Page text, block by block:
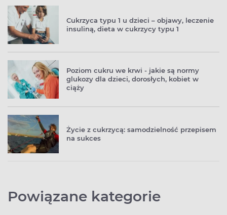
Cukrzyca typu 1 u dzieci – objawy, leczenie
insuliną, dieta w cukrzycy typu 1
Poziom cukru we krwi - jakie są normy
glukozy dla dzieci, dorosłych, kobiet w
ciąży
Życie z cukrzycą: samodzielność przepisem
na sukces
Powiązane kategorie